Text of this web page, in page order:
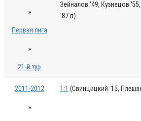
»
Первая лига
»
21-й тур
Зейналов '49, Кузнецов
'87 п)
2011-2012
»
1:1 (Свинцицкий '15,